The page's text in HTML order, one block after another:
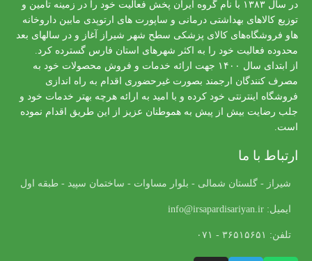
در سال ۱۳۸۳ با نام گروه ایران پخش فعالیت خود را در زمینه تامین و
توزیع کالاهای بهداشتی درمانی و ساپورت های ارتوپدی مابین داروخانه
هاو فروشگاه‌های کالای پزشکی سطح شهر شیراز آغاز و در سالهای بعد
محدوده فعالیت خود را به اکثر شهرهای استان فارس گسترده کرد.
از ابتدای سال ۱۴۰۰ جهت ارائه خدمات و فروش محصولات خود به
مصرف کنندگان ارجمند بصورت غیرحضوری اقدام به راه اندازی
فروشگاه اینترنتی خود کرده و با امید به ارائه هرچه بهتر خدمات خود و
جلب رضایت بیش از پیش به هموطنان عزیز از این طریق اقدام نموده
است.
ارتباط با ما
شیراز - گلستان شمالی - بلوار مساوات - ساختمان سپید - طبقه اول
ایمیل: info@irsapardisariyan.ir
تلفن: ۳۶۵۱۵۶۵۱ - ۰۷۱